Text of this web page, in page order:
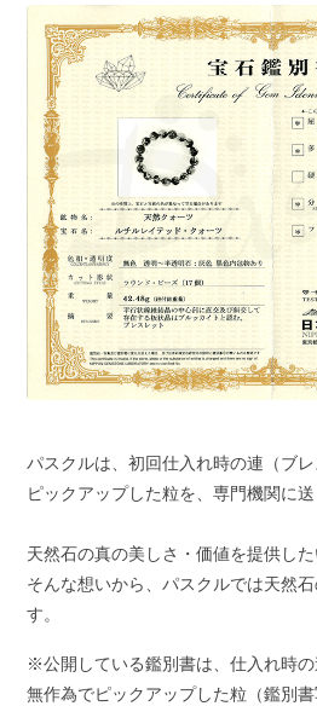
パスクルは、初回仕入れ時の連（ブ
ピックアップした粒を、専門機関に送
天然石の真の美しさ・価値を提供した
そんな想いから、パスクルでは天然
す。
※公開している鑑別書は、仕入れ時
無作為でピックアップした粒（鑑別